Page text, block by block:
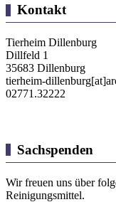
Kontakt
Tierheim Dillenburg
Dillfeld 1
35683 Dillenburg
tierheim-
02771.32222
Sachspenden
Wir freuen uns über
Reinigungsmittel.